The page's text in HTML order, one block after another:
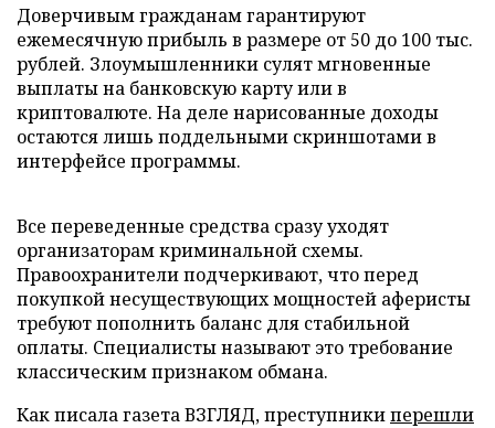
Доверчивым гражданам гарантируют
ежемесячную прибыль в размере от 50 до 100 тыс.
рублей. Злоумышленники сулят мгновенные
выплаты на банковскую карту или в
криптовалюте. На деле нарисованные доходы
остаются лишь поддельными скриншотами в
интерфейсе программы.
Все переведенные средства сразу уходят
организаторам криминальной схемы.
Правоохранители подчеркивают, что перед
покупкой несуществующих мощностей аферисты
требуют пополнить баланс для стабильной
оплаты. Специалисты называют это требование
классическим признаком обмана.
Как писала газета ВЗГЛЯД, преступникиперешли